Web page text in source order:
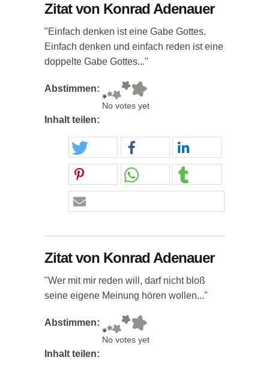
Zitat von Konrad Adenauer
"Einfach denken ist eine Gabe Gottes.
Einfach denken und einfach reden ist eine
doppelte Gabe Gottes..."
Abstimmen:
No votes yet
Inhalt teilen:
Zitat von Konrad Adenauer
"Wer mit mir reden will, darf nicht bloß
seine eigene Meinung hören wollen..."
Abstimmen:
No votes yet
Inhalt teilen: